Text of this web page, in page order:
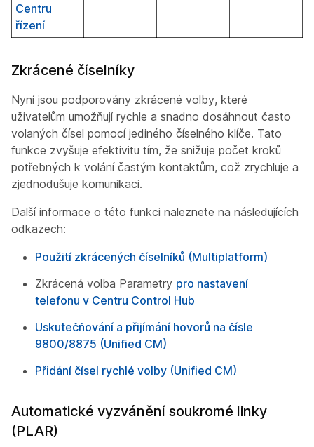
Centru
řízení
Zkrácené číselníky
Nyní jsou podporovány zkrácené volby, které
uživatelům umožňují rychle a snadno dosáhnout často
volaných čísel pomocí jediného číselného klíče. Tato
funkce zvyšuje efektivitu tím, že snižuje počet kroků
potřebných k volání častým kontaktům, což zrychluje a
zjednodušuje komunikaci.
Další informace o této funkci naleznete na následujících
odkazech:
Použití zkrácených číselníků (Multiplatform)
Zkrácená volba Parametry pro nastavení
telefonu v Centru Control Hub
Uskutečňování a přijímání hovorů na čísle
9800/8875 (Unified CM)
Přidání čísel rychlé volby (Unified CM)
Automatické vyzvánění soukromé linky
(PLAR)